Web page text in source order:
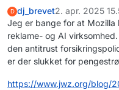
D dj_brevet2. apr. 2025
Jeg er bange for at
reklame- og AI
den antitrust
er der slukket for
https://www.jwz.org/blog/